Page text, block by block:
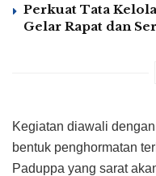
Perkuat Tata
Gelar Rapat dan
Kegiatan diawali
bentuk penghormatan
Paduppa yang sarat